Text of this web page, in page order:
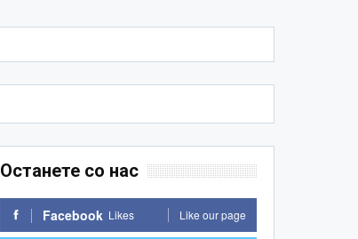
Останете со нас
Facebook Likes Like our page